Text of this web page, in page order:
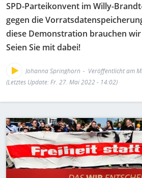
SPD-Parteikonvent im Willy-
gegen die
diese Demonstration brauchen
Seien Sie mit dabei!
Johanna Springhorn
Veröffentlicht am
(Letztes Update: Fr. 27. Mai 2022 - 14:02)
Bild